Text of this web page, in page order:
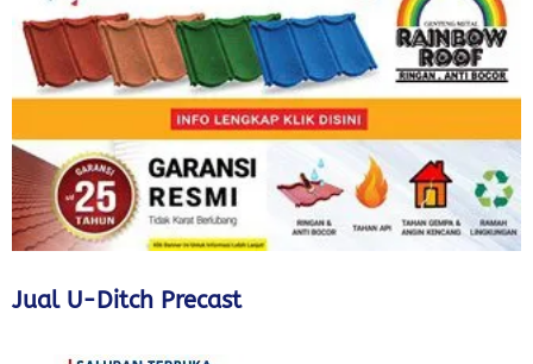
Jual U-Ditch Precast